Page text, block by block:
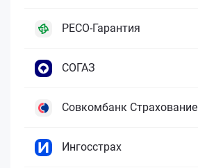
РЕСО-Гарантия
СОГАЗ
Совкомбанк Страхование
Ингосстрах